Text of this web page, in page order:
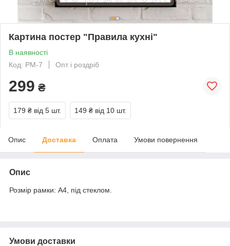
Картина постер "Правила кухні"
В наявності
Код: PM-7
Опт і роздріб
299 ₴
179 ₴ від 5 шт. 149 ₴ від 10 шт.
Опис Доставка Оплата Умови повернення
Опис
Розмір рамки: А4, під стеклом.
Умови доставки